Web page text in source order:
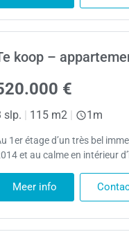
koop –
€
slp. | 115 m2 | 1m
1er étage d’un très bel
et au calme en intérieur
Meer info